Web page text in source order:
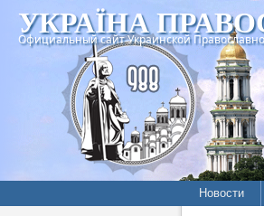
УКРАЇНА
Официальный сайт Украинской
Новости